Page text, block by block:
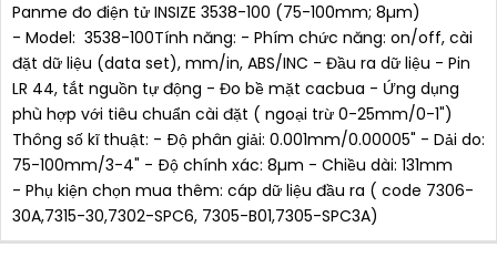
Panme đo điện tử INSIZE 3538-100 (75-100mm; 8µm)
- Model: 3538-100Tính năng: - Phím chức năng: on/off, cài
đặt dữ liệu (data set), mm/in, ABS/INC - Đầu ra dữ liệu - Pin
LR 44, tắt nguồn tự động - Đo bề mặt cacbua - Ứng dụng
phù hợp với tiêu chuẩn cài đặt ( ngoại trừ 0-25mm/0-1")
Thông số kĩ thuật: - Ðộ phân giải: 0.001mm/0.00005" - Dải do:
75-100mm/3-4" - Ðộ chính xác: 8µm - Chiều dài: 131mm
- Phụ kiện chọn mua thêm: cáp dữ liệu đầu ra ( code 7306-
30A,7315-30,7302-SPC6, 7305-B01,7305-SPC3A)